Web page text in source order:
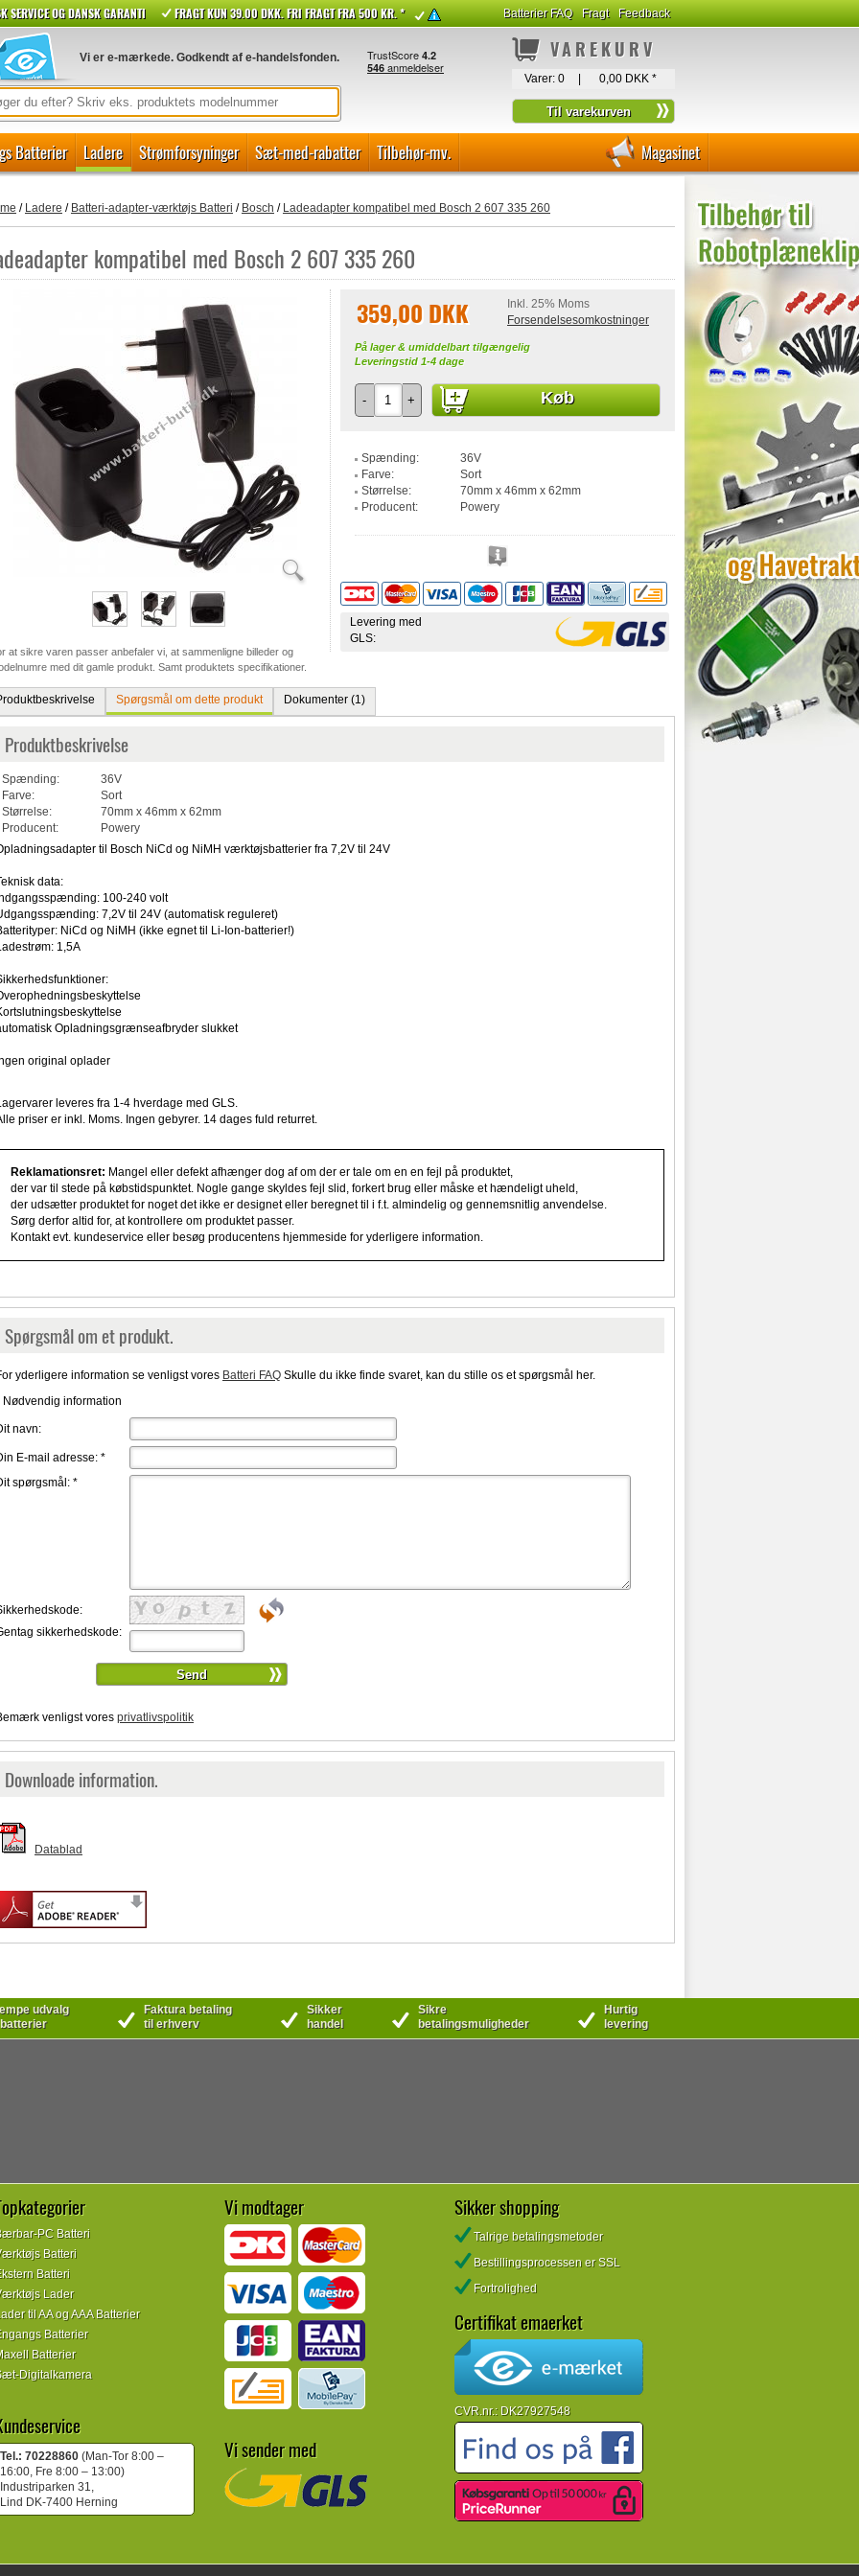
SERVICE OG DANSK GARANTI FRAGT KUN 39.00 DKK. FRI FRAGT FRA 500 KR. * Batterier FAQ Fragt Feedback
Vi er e-mærkede. Godkendt af e-handelsfonden. VAREKURV
Varer: 0 0,00 DKK *
Batterier Ladere Strømforsyninger Sæt-med-rabatter Tilbehør-mv. Magasinet
/ Ladere / Batteri-adapter-værktøjs Batteri / Bosch / Ladeadapter kompatibel med Bosch 2 607 335 260
kompatibel med Bosch 2 607 335 260
at sikre varen passer anbefaler vi, at sammenligne billeder og
med dit gamle produkt. Samt produktets specifikationer.
359,00 DKK
Inkl. 25% Moms
Forsendelsesomkostninger
På lager & umiddelbart tilgængelig
Leveringstid 1-4 dage
- + Køb
Spænding:
36V
Farve:
Sort
Størrelse:
70mm x 46mm x 62mm
Producent:
Powery
Levering med
GLS:
Spørgsmål om dette produkt Dokumenter (1)
Produktbeskrivelse
Spænding:
36V
Farve:
Sort
Størrelse:
70mm x 46mm x 62mm
Producent:
Powery
til Bosch NiCd og NiMH værktøjsbatterier fra 7,2V til 24V
data:
100-240 volt
7,2V til 24V (automatisk reguleret)
NiCd og NiMH (ikke egnet til Li-Ion-batterier!)
1,5A
Opladningsgrænseafbryder slukket
original oplader
leveres fra 1-4 hverdage med GLS.
priser er inkl. Moms. Ingen gebyrer. 14 dages fuld returret.
Reklamationsret: Mangel eller defekt afhænger dog af om der er tale om en en fejl på produktet,
der var til stede på købstidspunktet. Nogle gange skyldes fejl slid, forkert brug eller måske et hændeligt uheld,
der udsætter produktet for noget det ikke er designet eller beregnet til i f.t. almindelig og gennemsnitlig anvendelse.
Sørg derfor altid for, at kontrollere om produktet passer.
Kontakt evt. kundeservice eller besøg producentens hjemmeside for yderligere information.
Spørgsmål om et produkt.
yderligere information se venligst vores Batteri FAQSkulle du ikke finde svaret, kan du stille os et spørgsmål her.
Nødvendig information
navn:
E-mail adresse: *
spørgsmål: *
sikkerhedskode:
venligst vores privatlivspolitik
Downloade information.
Datablad
udvalg
Faktura betaling
til erhverv
Sikker
handel
Sikre
betalingsmuligheder
Hurtig
levering
PC Batteri
Batteri
Batteri
Lader
til AA og AAA Batterier
Batterier
Batterier
Digitalkamera
Tel.: 70228860 (Man-Tor 8:00 –
16:00, Fre 8:00 – 13:00)
Industriparken 31,
Lind DK-7400 Herning
Vi modtager
Vi sender med
Sikker shopping
Talrige betalingsmetoder
Bestillingsprocessen er SSL
Fortrolighed
Certifikat emaerket
CVR.nr.: DK27927548